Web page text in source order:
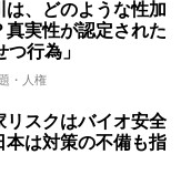
は、どのような性加
真実性が認定された
行為」
・人権
リスクはバイオ安全
本は対策の不備も指